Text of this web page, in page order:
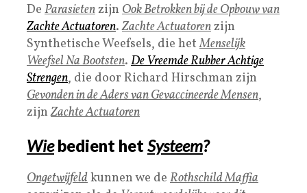
De Parasietenzijn Ook Betrokken bij de Opbouw van
Zachte Actuatoren.Zachte Actuatorenzijn
Synthetische Weefsels, die hetMenselijk
Weefsel Na Bootsten. DeVreemde Rubber Achtige
Strengen, die door Richard Hirschman zijn
Gevonden in deAders van Gevaccineerde Mensen,
zijnZachte Actuatoren
Wiebedient hetSysteem?
Ongetwijfeldkunnen we de Rothschild Maffia